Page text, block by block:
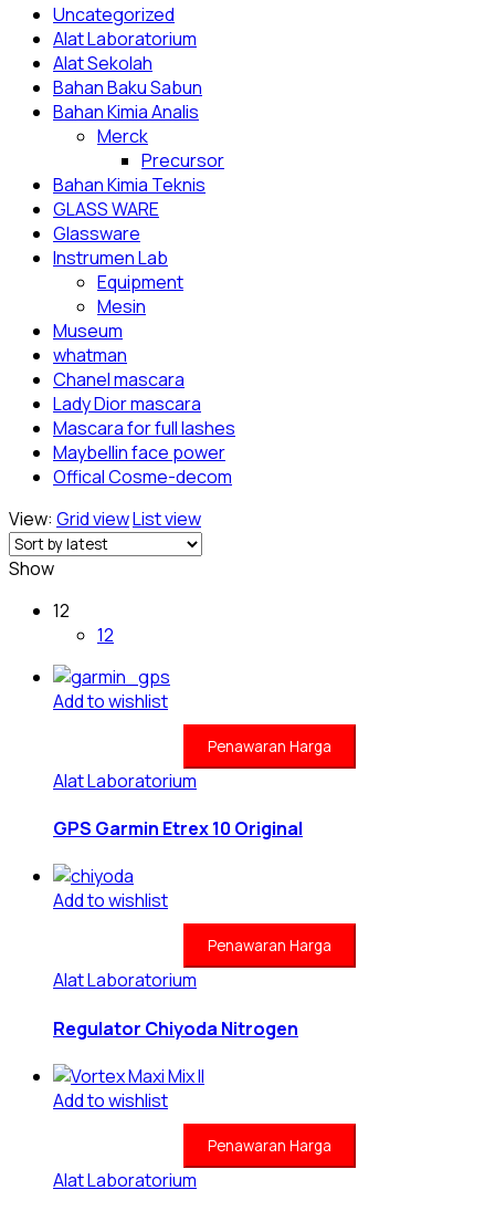
Uncategorized
Alat Laboratorium
Alat Sekolah
Bahan Baku Sabun
Bahan Kimia Analis
Merck
Precursor
Bahan Kimia Teknis
GLASS WARE
Glassware
Instrumen Lab
Equipment
Mesin
Museum
whatman
Chanel mascara
Lady Dior mascara
Mascara for full lashes
Maybellin face power
Offical Cosme-decom
View: Grid viewList view
Show
12
12
Add to wishlist
Penawaran Harga
Alat Laboratorium
GPS Garmin Etrex 10 Original
Add to wishlist
Penawaran Harga
Alat Laboratorium
Regulator Chiyoda Nitrogen
Add to wishlist
Penawaran Harga
Alat Laboratorium